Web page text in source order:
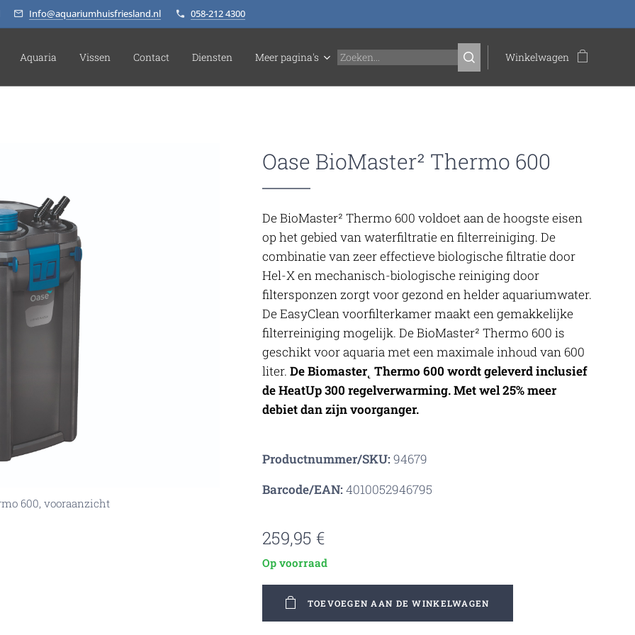
Info@aquariumhuisfriesland.nl 058-212 4300
Aquaria Vissen Contact Diensten Meer pagina's Winkelwagen
Oase BioMaster² Thermo 600
600, vooraanzicht
600, vooraanzicht
600, buizensysteem
verwarmingselement
600, handvat
600, filtermaterialen
600, filtermaterialen
600, filtermaterialen
600, filtermaterialen
600, filtermaterialen
600, filtermaterialen
De BioMaster² Thermo 600 voldoet aan de hoogste eisen
op het gebied van waterfiltratie en filterreiniging. De
combinatie van zeer effectieve biologische filtratie door
Hel-X en mechanisch-biologische reiniging door
filtersponzen zorgt voor gezond en helder aquariumwater.
De EasyClean voorfilterkamer maakt een gemakkelijke
filterreiniging mogelijk. De BioMaster² Thermo 600 is
geschikt voor aquaria met een maximale inhoud van 600
liter.De Biomaster Thermo 600 wordt geleverd inclusief
de HeatUp 300 regelverwarming.Met wel25% meer
debiet dan zijn voorganger.
Productnummer/SKU:94679
Barcode/EAN:4010052946795
259,95 €
Op voorraad
TOEVOEGEN AAN DE WINKELWAGEN